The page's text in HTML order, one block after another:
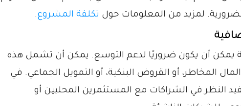
لمزيد من المعلومات حول تكلفة المشروع.
يمكن أن يكون ضروريًا لدعم التوسع. يمكن أن تشمل هذه
المخاطر، أو القروض البنكية، أو التمويل الجماعي. في
النظر في الشراكات مع المستثمرين المحليين أو